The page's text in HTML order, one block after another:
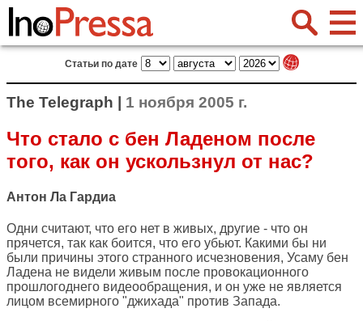
Статьи по дате
The Telegraph | 1 ноября 2005 г.
Что стало с бен Ладеном после
того, как он ускользнул от нас?
Антон Ла Гардиа
Одни считают, что его нет в живых, другие - что он
прячется, так как боится, что его убьют. Какими бы ни
были причины этого странного исчезновения, Усаму бен
Ладена не видели живым после провокационного
прошлогоднего видеообращения, и он уже не является
лицом всемирного "джихада" против Запада.